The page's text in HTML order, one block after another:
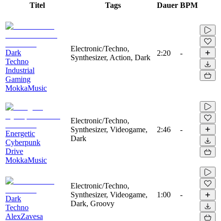
Titel Tags Dauer BPM
Dark
Techno
Industrial
Gaming
MokkaMusic
Electronic/Techno,
Synthesizer, Action, Dark
2:20 -
Energetic
Cyberpunk
Drive
MokkaMusic
Electronic/Techno,
Synthesizer, Videogame,
Dark
2:46 -
Dark
Techno
AlexZavesa
Electronic/Techno,
Synthesizer, Videogame,
Dark, Groovy
1:00 -